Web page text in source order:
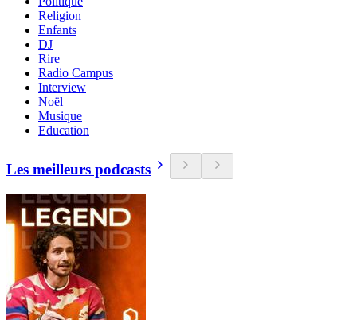
Religion
Enfants
DJ
Rire
Radio Campus
Interview
Noël
Musique
Education
Les meilleurs podcasts